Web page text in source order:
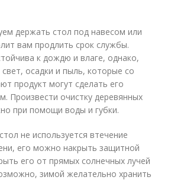
держать стол под навесом или
вам продлить срок службы.
к дождю и влаге, однако,
осадки и пыль, которые со
продукт могут сделать его
Произвести очистку деревянных
при помощи воды и губки.
не используется втечение
его можно накрыть защитной
его от прямых солнечных лучей
зимой желательно хранить